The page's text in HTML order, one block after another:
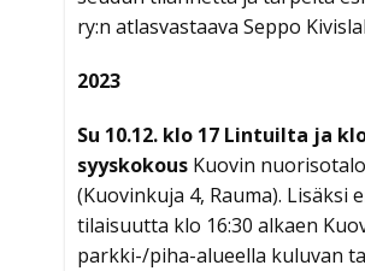
ry:n atlasvastaava Seppo
2023
Su 10.12. klo 17 Lintuilta ja
syyskokous Kuovin
(Kuovinkuja 4, Rauma). Lisäksi
tilaisuutta klo 16:30 alkaen
parkki-/piha-alueella kuluvan